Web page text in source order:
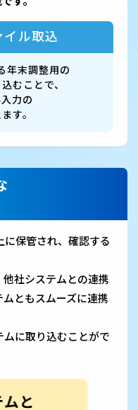
ル取込
年末調整用の
むことで、
力の
す。
保管され、確認する
社システムとの連携
ともスムーズに連携
に取り込むことがで